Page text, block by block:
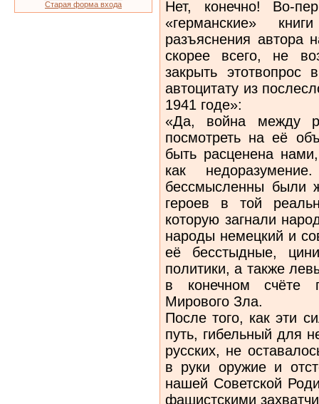
Старая форма входа
Нет, конечно! Во-
«германские»
разъяснения автора
скорее всего, не
закрыть этотвопрос
автоцитату из
1941 годе»:
«Да, война между
посмотреть на её
быть расценена
как
бессмысленны были
героев в той
которую загнали
народы немецкий и
её бесстыдные,
политики, а также
в конечном счёте
Мирового Зла.
После того, как эти
путь, гибельный для
русских, не
в руки оружие и
нашей Советской
фашистскими